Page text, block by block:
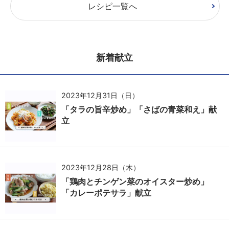
レシピ一覧へ
新着献立
2023年12月31日（日）
「タラの旨辛炒め」「さばの青菜和え」献
立
2023年12月28日（木）
「鶏肉とチンゲン菜のオイスター炒め」
「カレーポテサラ」献立